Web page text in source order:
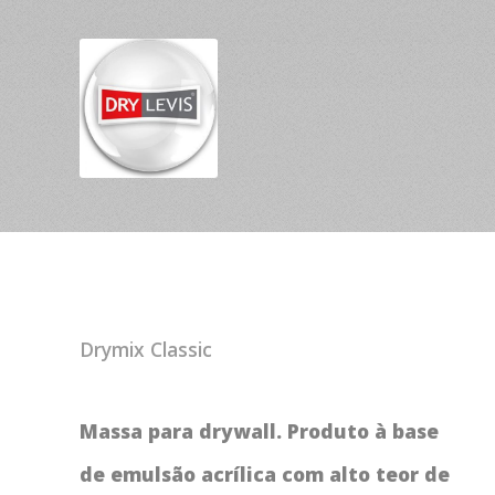
Drymix Classic
Massa para drywall. Produto à base
de emulsão acrílica com alto teor de